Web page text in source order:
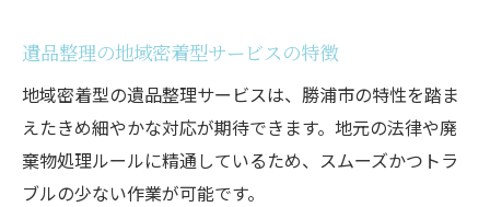
遺品整理サービスの買取と供養の流れ
遺品整理と一緒に買取を依頼するメリット
遺品整理で供養サービスを受ける安心感
遺品整理の地域密着型サービスの特徴
地域密着型の遺品整理サービスは、勝浦市の特性を踏ま
えたきめ細やかな対応が期待できます。地元の法律や廃
棄物処理ルールに精通しているため、スムーズかつトラ
ブルの少ない作業が可能です。